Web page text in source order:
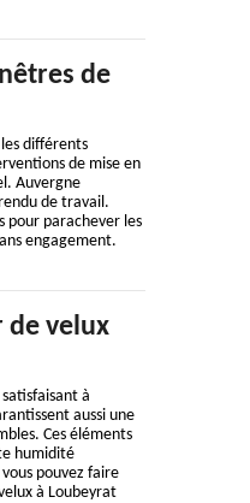
de
différents
de mise en
Auvergne
de travail.
pour parachever les
engagement.
de velux
à
aussi une
Ces éléments
humidité
pouvez faire
à Loubeyrat